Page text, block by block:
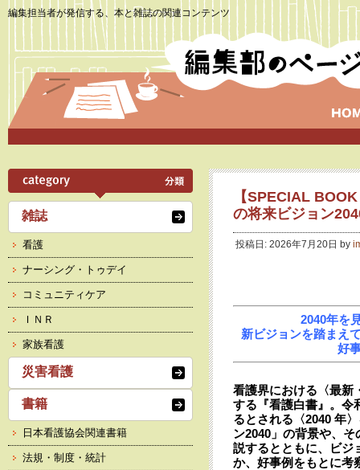
編集担当者が発信する、本と雑誌の関連コンテンツ
【SPECIAL
の将来ビジョン
投稿日: 2026年7月20日 by
2040年を
新ビジョンを踏まえ
好
看護界における〈最新
する『看護白書』。令
るとされる〈2040 年
ン2040」の背景や、
説するとともに、ビジ
か、好事例をもとに考
雑誌
看護
ナーシング・トゥデイ
コミュニティケア
ＩＮＲ
家族看護
災害看護
書籍
日本看護協会関連書籍
法規・制度・統計